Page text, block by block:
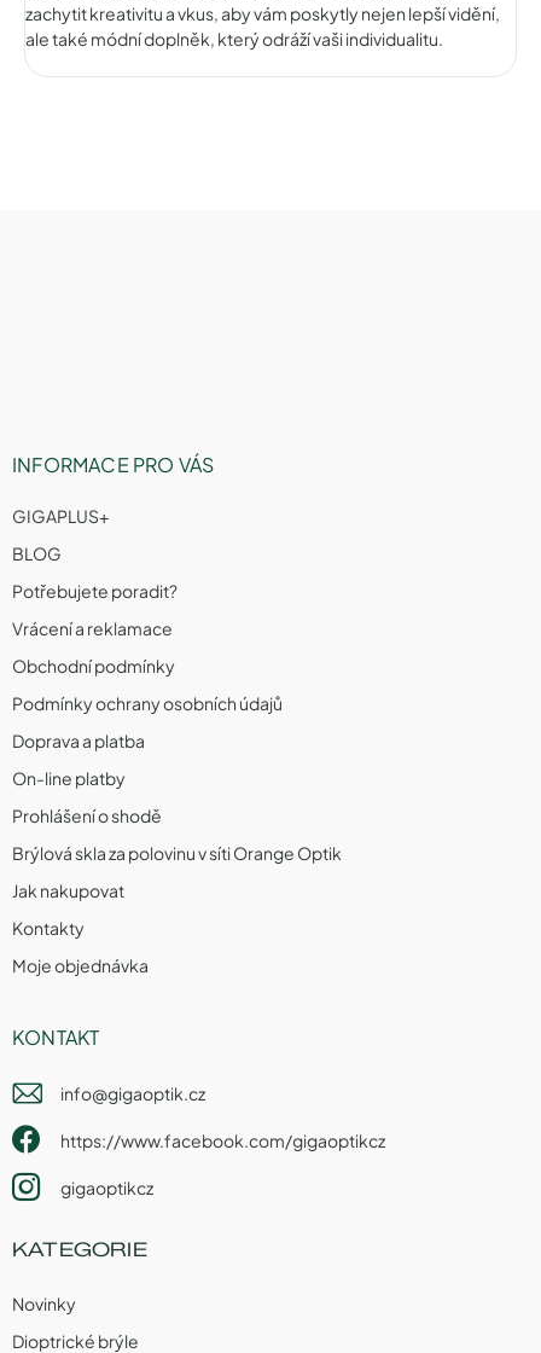
zachytit kreativitu a vkus, aby vám poskytly nejen lepší vidění,
ale také módní doplněk, který odráží vaši individualitu.
INFORMACE PRO VÁS
GIGAPLUS+
BLOG
Potřebujete poradit?
Vrácení a reklamace
Obchodní podmínky
Podmínky ochrany osobních údajů
Doprava a platba
On-line platby
Prohlášení o shodě
Brýlová skla za polovinu v síti Orange Optik
Jak nakupovat
Kontakty
Moje objednávka
KONTAKT
info@gigaoptik.cz
https://www.facebook.com/gigaoptikcz
gigaoptikcz
KATEGORIE
Novinky
Dioptrické brýle